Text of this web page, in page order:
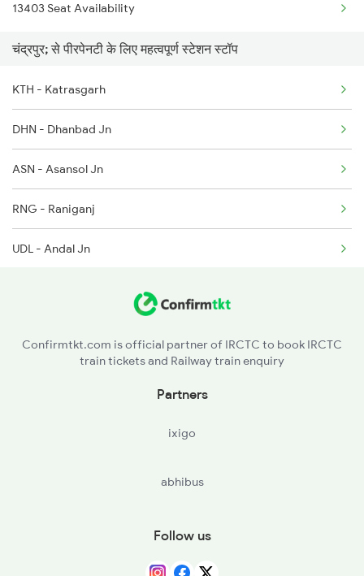
3484 Dli Mldt Spl
3235 Sbg Dnr Spl
3236 Dnr Sbg Spl
13032 Jyg Hwh Exp
13413 Farakka Express
13414 Farkka Express
13483 Farakka Exp
13403 Seat Availability
चंद्रपुर; से पीरपेनटी के लिए महत्वपूर्ण स्टेशन स्टॉप
KTH - Katrasgarh
DHN - Dhanbad Jn
ASN - Asansol Jn
RNG - Raniganj
UDL - Andal Jn
SNT - Sainthia Jn
Confirmtkt.com is official partner of IRCTC to book IRCTC
train tickets and Railway train enquiry
Partners
ixigo
abhibus
Follow us